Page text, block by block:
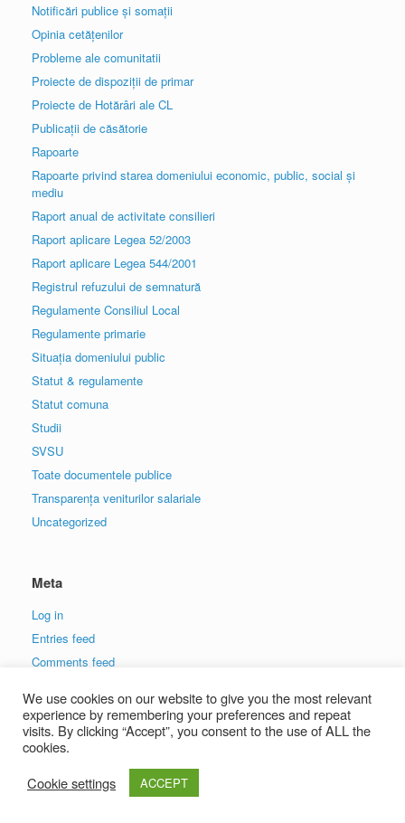
Notificări publice și somații
Opinia cetățenilor
Probleme ale comunitatii
Proiecte de dispoziții de primar
Proiecte de Hotărâri ale CL
Publicații de căsătorie
Rapoarte
Rapoarte privind starea domeniului economic, public, social și
mediu
Raport anual de activitate consilieri
Raport aplicare Legea 52/2003
Raport aplicare Legea 544/2001
Registrul refuzului de semnatură
Regulamente Consiliul Local
Regulamente primarie
Situația domeniului public
Statut & regulamente
Statut comuna
Studii
SVSU
Toate documentele publice
Transparența veniturilor salariale
Uncategorized
Meta
Log in
Entries feed
Comments feed
ASiteOrigin
We use cookies on our website to give you the most relevant
experience by remembering your preferences and repeat
visits. By clicking “Accept”, you consent to the use of ALL the
cookies.
Cookie settings
ACCEPT